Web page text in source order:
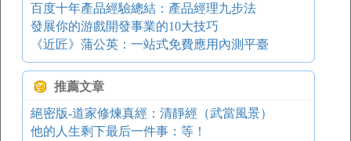
百度十年產品經驗總結：產品經理九步法
發展你的游戲開發事業的10大技巧
《近匠》蒲公英：一站式免費應用內測平臺
推薦文章
絕密版-道家修煉真經：清靜經（武當風景）
他的人生剩下最后一件事：等！